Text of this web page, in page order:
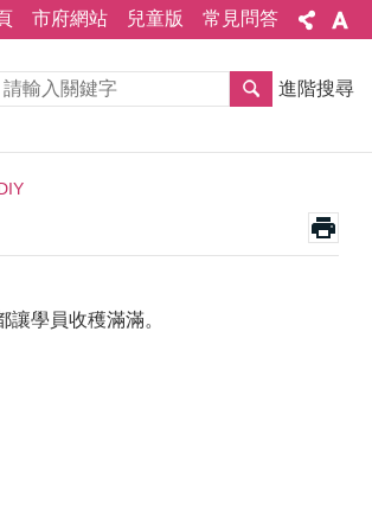
市府網站 兒童版 常見問答
進階搜尋
學員收穫滿滿。